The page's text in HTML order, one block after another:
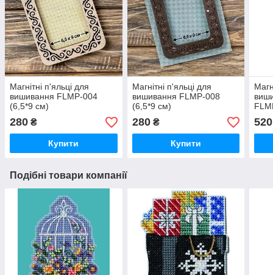
Магнітні п'яльці для
вишивання FLMP-004
(6,5*9 см)
280 ₴
Купити
Магнітні п'яльці для
вишивання FLMP-008
(6,5*9 см)
280₴
Купити
520
Подібні товари компанії